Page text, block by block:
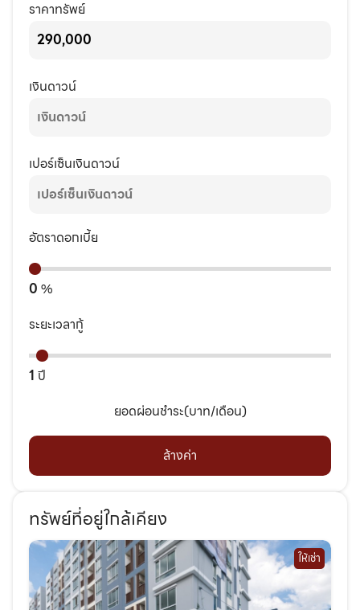
ราคาทรัพย์
เงินดาวน์
เปอร์เซ็นเงินดาวน์
อัตราดอกเบี้ย
0 %
ระยะเวลากู้
1 ปี
ยอดผ่อนชำระ(บาท/เดือน)
ล้างค่า
ทรัพย์ที่อยู่ใกล้เคียง
ให้เช่า